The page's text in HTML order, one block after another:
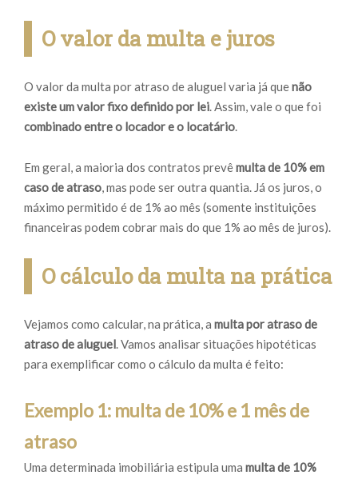
O valor da multa e juros
O valor da multa por atraso de aluguel varia já quenão
existe um valor fixo definido por lei. Assim, vale o que foi
combinado entre o locador e o locatário.
Em geral, a maioria dos contratos prevêmulta de 10% em
caso de atraso, mas pode ser outra quantia. Já os juros, o
máximo permitido é de 1% ao mês (somente instituições
financeiras podem cobrar mais do que 1% ao mês de juros).
O cálculo da multa na prática
Vejamos como calcular, na prática, a multa por atraso de
atraso de aluguel. Vamos analisar situações hipotéticas
para exemplificar como o cálculo da multa é feito:
Exemplo 1: multa de 10% e 1 mês de
atraso
Uma determinada imobiliária estipula uma multa de 10%